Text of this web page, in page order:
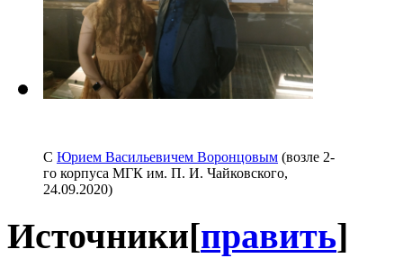
С Юрием Васильевичем Воронцовым (возле 2-
го корпуса МГК им. П. И. Чайковского,
24.09.2020)
Источники[править]